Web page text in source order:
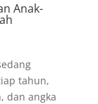
Anak-
tahun,
dan angka